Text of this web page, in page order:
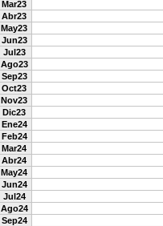
Mar23
Abr23
May23
Jun23
Jul23
Ago23
Sep23
Oct23
Nov23
Dic23
Ene24
Feb24
Mar24
Abr24
May24
Jun24
Jul24
Ago24
Sep24